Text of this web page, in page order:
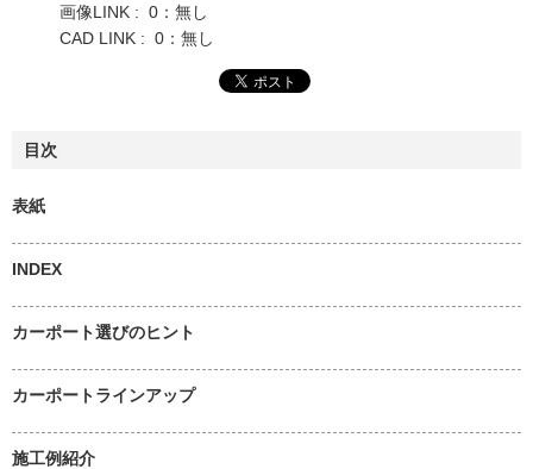
画像LINK : 0：無し
CAD LINK : 0：無し
目次
表紙
INDEX
カーポート選びのヒント
カーポートラインアップ
施工例紹介